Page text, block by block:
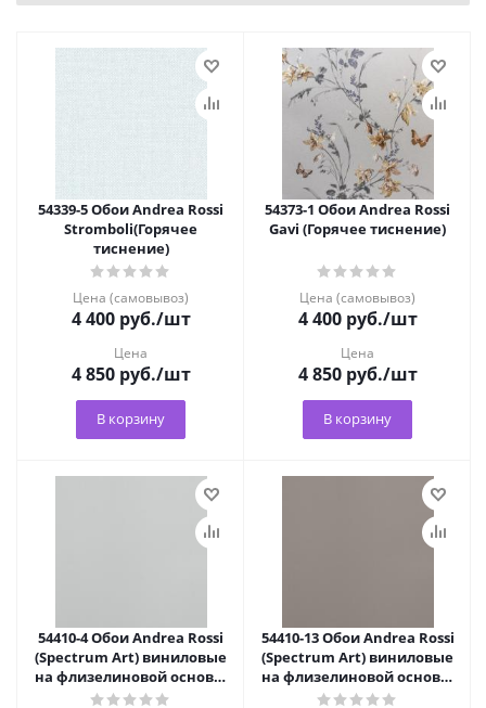
54339-5 Обои Andrea Rossi
Stromboli(Горячее
тиснение)
Цена (самовывоз)
4 400руб./шт
Цена
4 850руб./шт
В корзину
54373-1 Обои Andrea Rossi
Gavi (Горячее тиснение)
Цена (самовывоз)
4 400руб./шт
Цена
4 850руб./шт
В корзину
54410-4 Обои Andrea Rossi
(Spectrum Art) виниловые
на флизелиновой основе,
горячее тиснение
54410-13 Обои Andrea Rossi
(Spectrum Art) виниловые
на флизелиновой основе,
горячее тиснение